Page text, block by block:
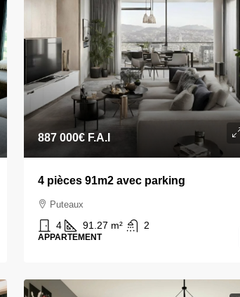
887 000€F.A.I
4 pièces 91m2 avec parking
Puteaux
4 91.27 m² 2
APPARTEMENT